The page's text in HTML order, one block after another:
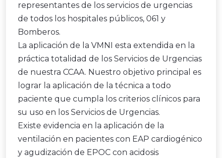
representantes de los servicios de urgencias
de todos los hospitales públicos, 061 y
Bomberos.
La aplicación de la VMNI esta extendida en la
práctica totalidad de los Servicios de Urgencias
de nuestra CCAA. Nuestro objetivo principal es
lograr la aplicación de la técnica a todo
paciente que cumpla los criterios clínicos para
su uso en los Servicios de Urgencias.
Existe evidencia en la aplicación de la
ventilación en pacientes con EAP cardiogénico
y agudización de EPOC con acidosis